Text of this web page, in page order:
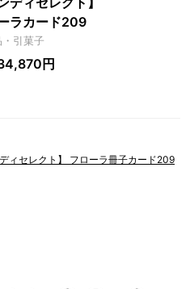
ラカード209
引菓子
円
ディセレクト】 フローラ冊子カード209